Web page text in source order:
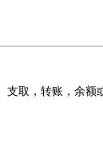
取，转账，余额